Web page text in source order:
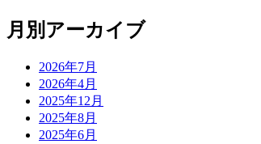
月別アーカイブ
2026年7月
2026年4月
2025年12月
2025年8月
2025年6月